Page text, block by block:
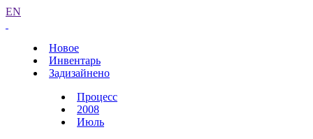
EN
Новое
Инвентарь
Задизайнено
Процесс
2008
Июль